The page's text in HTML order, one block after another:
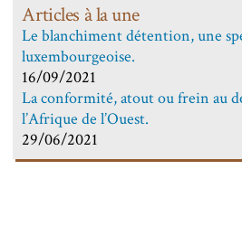
Articles à la une
Le blanchiment détention, une
luxembourgeoise.
16/09/2021
La conformité, atout ou frein au
l’Afrique de l’Ouest.
29/06/2021